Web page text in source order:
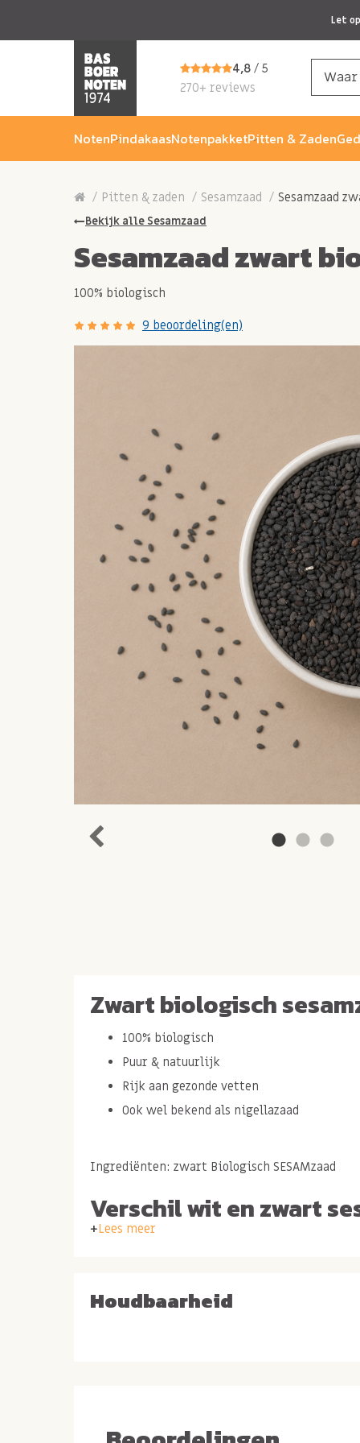
Let
4,8/ 5
270+ reviews
NotenPindakaasNotenpakketPitten & Zaden
Pitten & zaden Sesamzaad Sesamzaad
Bekijk alle Sesamzaad
Sesamzaad zwart
100% biologisch
9 beoordeling(en)
Zwart biologisch
100% biologisch
Puur & natuurlijk
Rijk aan gezonde vetten
Ook wel bekend als nigellazaad
Ingrediënten: zwart Biologisch SESAMzaad
Verschil wit en zwart
Lees meer
Houdbaarheid